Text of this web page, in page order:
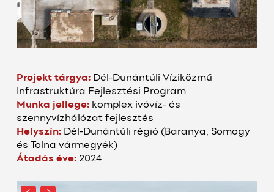
Projekt tárgya: Dél-Dunántúli Víziközmű
Infrastruktúra Fejlesztési Program
Munka jellege: komplex ivóvíz- és
szennyvízhálózat fejlesztés
Helyszín: Dél-Dunántúli régió (Baranya, Somogy
és Tolna vármegyék)
Átadás éve: 2024